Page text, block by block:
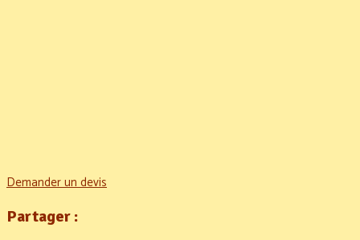
Demander un devis
Partager :